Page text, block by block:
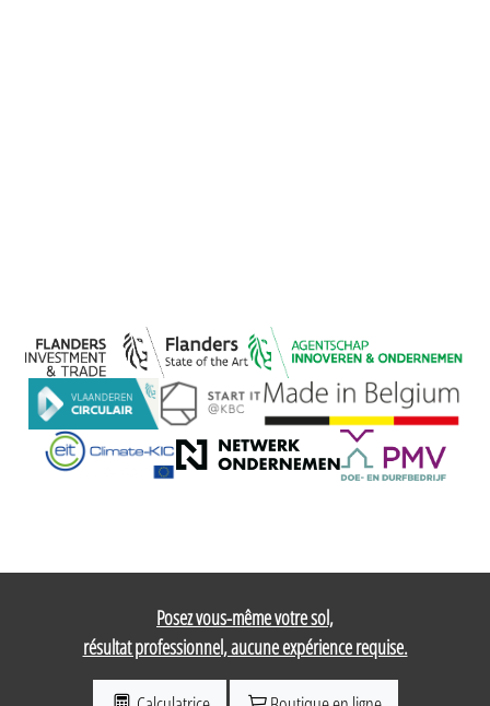
Posez vous-même votre sol,
résultat professionnel, aucune expérience requise.